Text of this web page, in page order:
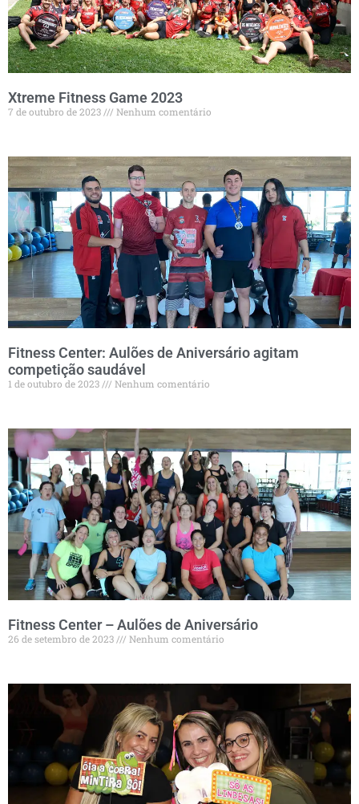
Xtreme Fitness Game 2023
7 de outubro de 2023 Nenhum comentário
Fitness Center: Aulões de Aniversário agitam
competição saudável
1 de outubro de 2023 Nenhum comentário
Fitness Center – Aulões de Aniversário
26 de setembro de 2023 Nenhum comentário